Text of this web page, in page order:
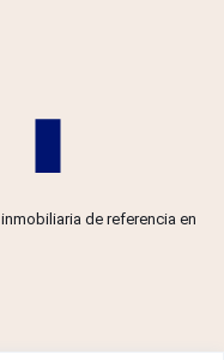
de referencia en